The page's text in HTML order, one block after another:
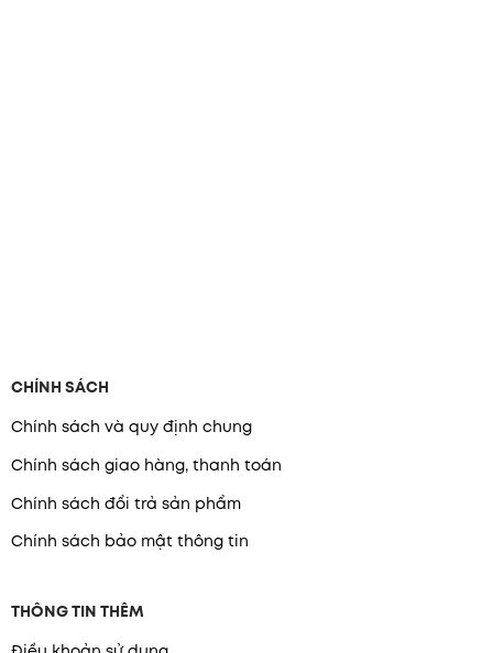
CHÍNH SÁCH
Chính sách và quy định chung
Chính sách giao hàng, thanh toán
Chính sách đổi trả sản phẩm
Chính sách bảo mật thông tin
THÔNG TIN THÊM